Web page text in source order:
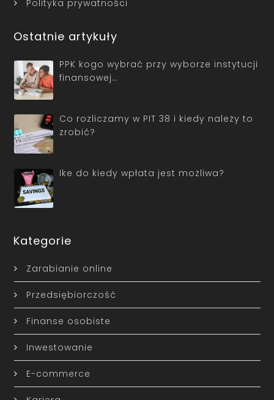
Polityka prywatności
Ostatnie artykuły
PPK kogo wybrać przy wyborze instytucji
finansowej…
Co rozliczamy w PIT 38 i kiedy należy to
zrobić?
Ike do kiedy wpłata jest możliwa?
Kategorie
Zarabianie online
Przedsiębiorczość
Finanse osobiste
Inwestowanie
E-commerce